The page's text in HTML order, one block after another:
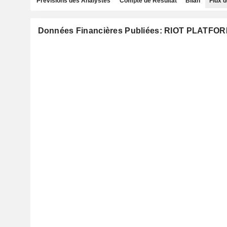
Données Financières Publiées: RIOT